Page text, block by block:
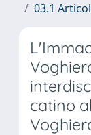
03.1
catino